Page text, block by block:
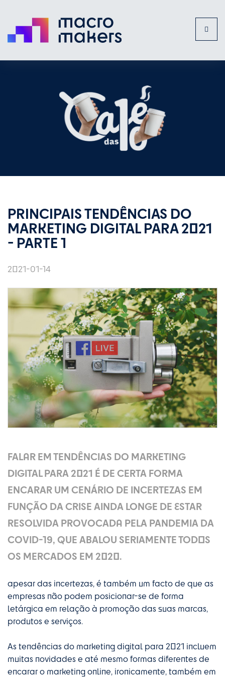
Toggle
PRINCIPAIS TENDÊNCIAS DO
MARKETING DIGITAL PARA 2021
- PARTE 1
2021-01-14
FALAR EM TENDÊNCIAS DO MARKETING
DIGITAL PARA 2021 É DE CERTA FORMA
ENCARAR UM CENÁRIO DE INCERTEZAS EM
FUNÇÃO DA CRISE AINDA LONGE DE ESTAR
RESOLVIDA PROVOCADA PELA PANDEMIA DA
COVID-19, QUE ABALOU SERIAMENTE TODOS
OS MERCADOS EM 2020.
apesar das incertezas, é também um facto de que as
empresas não podem posicionar-se de forma
letárgica em relação à promoção das suas marcas,
produtos e serviços.
As tendências do marketing digital para 2021 incluem
muitas novidades e até mesmo formas diferentes de
encarar o marketing online, ironicamente, também em